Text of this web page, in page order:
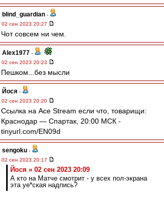
blind_guardian -
02 сен 2023 20:27
Чот совсем ни чем.
Alex1977 -
02 сен 2023 20:23
Пешком...без мысли
Йося -
02 сен 2023 20:20
Ссылка на Ace Stream если что, товарищи:
Краснодар — Спартак, 20:00 МСК -
tinyurl.com/EN09d
sengoku -
02 сен 2023 20:17
Йося » 02 сен 2023 20:09
А кто на Матче смотрит - у всех пол-экрана
эта уе*ская надпись?